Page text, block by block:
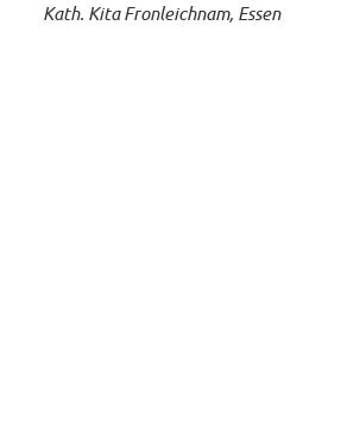
Kath. Kita Fronleichnam, Essen